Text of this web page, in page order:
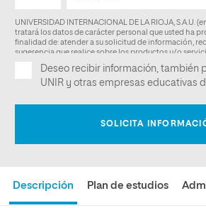
Descripción Plan de estudios